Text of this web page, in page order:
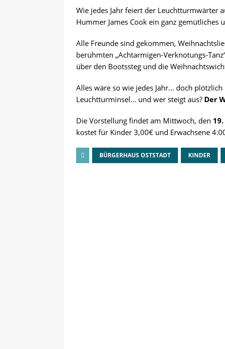
Wie jedes Jahr feiert der Leuchtturmwärter
Hummer James Cook ein ganz gemütliches
Alle Freunde sind gekommen,
berühmten „Achtarmigen-Verknotungs-
über den Bootssteg und die
Alles wäre so wie jedes Jahr… doch
Leuchtturminsel… und wer steigt aus? Der
Die Vorstellung findet am Mittwoch, den
kostet für Kinder 3,00€ und Erwachsene
BÜRGERHAUS OSTSTADT KINDER